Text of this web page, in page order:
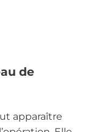
de
apparaître